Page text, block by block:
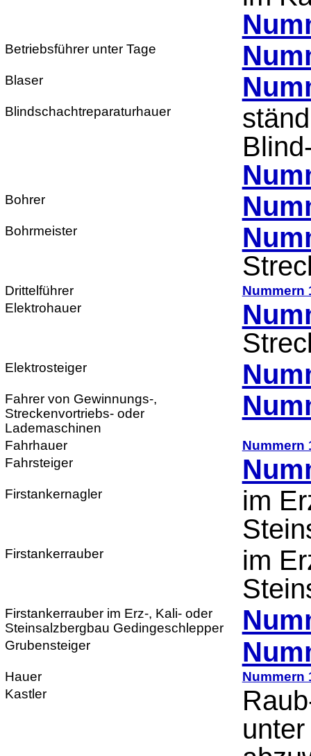
Betriebsführer unter Tage
Blaser
Blindschachtreparaturhauer
Bohrer
Bohrmeister
Drittelführer
Nummern
Elektrohauer
Elektrosteiger
Fahrer von Gewinnungs-,
Streckenvortriebs- oder
Lademaschinen
Fahrhauer
Nummern
Fahrsteiger
Firstankernagler
im
Firstankerrauber
im
Firstankerrauber im Erz-, Kali- oder
Steinsalzbergbau Gedingeschlepper
Grubensteiger
Hauer
Nummern
Kastler